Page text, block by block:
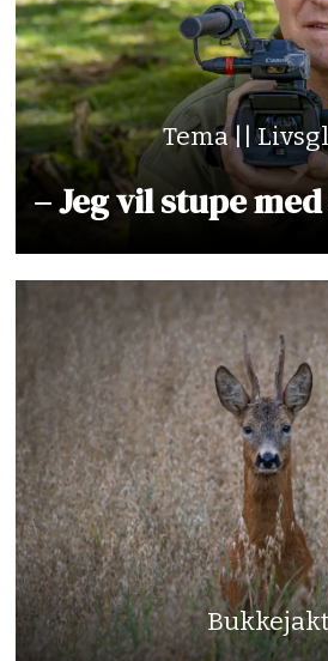
Tema ||
– Jeg vil stupe